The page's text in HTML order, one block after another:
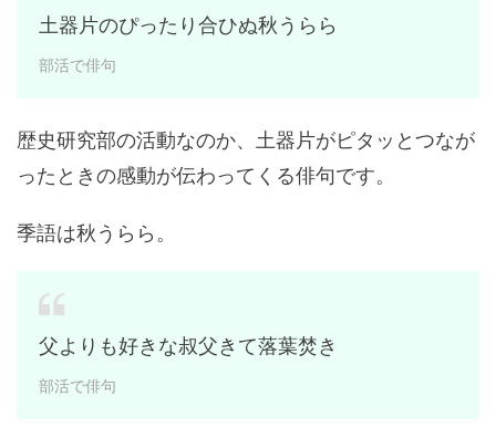
土器片のぴったり合ひぬ秋うらら
部活で俳句
歴史研究部の活動なのか、土器片がピタッとつなが
ったときの感動が伝わってくる俳句です。
季語は秋うらら。
父よりも好きな叔父きて落葉焚き
部活で俳句